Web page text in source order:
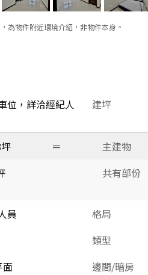
為物件附近環境介紹，非物件本身。
建坪
位，詳洽經紀人
＝ 主建物
共有部份
員 格局
類型
面 邊間/暗房